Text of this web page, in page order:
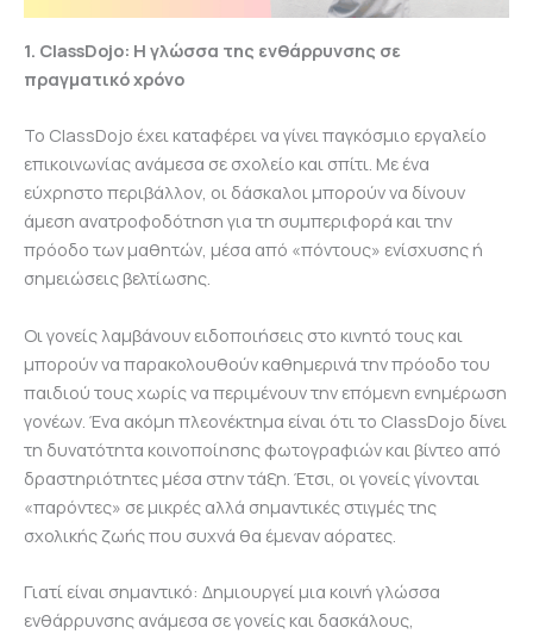
1. ClassDojo: Η γλώσσα της ενθάρρυνσης σε
πραγματικό χρόνο
Το ClassDojo έχει καταφέρει να γίνει παγκόσμιο εργαλείο
επικοινωνίας ανάμεσα σε σχολείο και σπίτι. Με ένα
εύχρηστο περιβάλλον, οι δάσκαλοι μπορούν να δίνουν
άμεση ανατροφοδότηση για τη συμπεριφορά και την
πρόοδο των μαθητών, μέσα από «πόντους» ενίσχυσης ή
σημειώσεις βελτίωσης.
Οι γονείς λαμβάνουν ειδοποιήσεις στο κινητό τους και
μπορούν να παρακολουθούν καθημερινά την πρόοδο του
παιδιού τους χωρίς να περιμένουν την επόμενη ενημέρωση
γονέων. Ένα ακόμη πλεονέκτημα είναι ότι το ClassDojo δίνει
τη δυνατότητα κοινοποίησης φωτογραφιών και βίντεο από
δραστηριότητες μέσα στην τάξη. Έτσι, οι γονείς γίνονται
«παρόντες» σε μικρές αλλά σημαντικές στιγμές της
σχολικής ζωής που συχνά θα έμεναν αόρατες.
Γιατί είναι σημαντικό: Δημιουργεί μια κοινή γλώσσα
ενθάρρυνσης ανάμεσα σε γονείς και δασκάλους,